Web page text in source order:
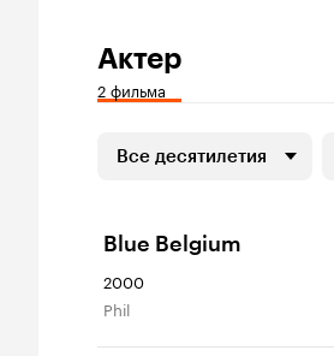
Актер
2 фильма
Все десятилетия
Blue Belgium
2000
Phil